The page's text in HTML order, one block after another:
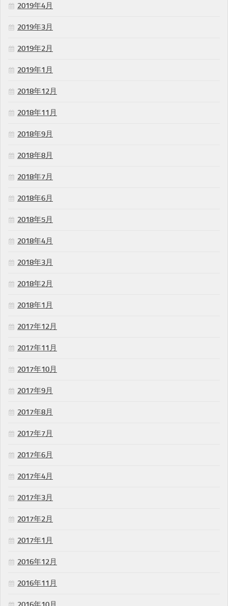
2019年4月
2019年3月
2019年2月
2019年1月
2018年12月
2018年11月
2018年9月
2018年8月
2018年7月
2018年6月
2018年5月
2018年4月
2018年3月
2018年2月
2018年1月
2017年12月
2017年11月
2017年10月
2017年9月
2017年8月
2017年7月
2017年6月
2017年4月
2017年3月
2017年2月
2017年1月
2016年12月
2016年11月